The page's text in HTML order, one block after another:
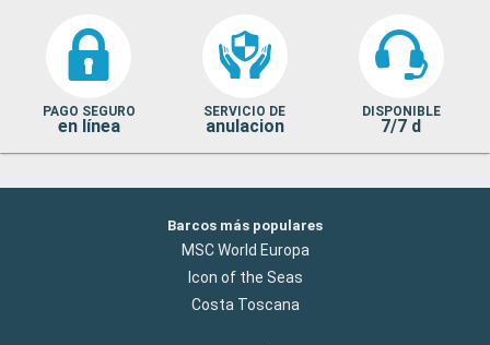
PAGO SEGURO
en línea
SERVICIO DE
anulacion
DISPONIBLE
7/7 d
Barcos más populares
MSC World Europa
Icon of the Seas
Costa Toscana